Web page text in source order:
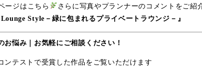
ージはこちら さらに写真やプランナーのコメントをご紹
Lounge Style－緑に包まれるプライベートラウンジ－』
お悩み｜お気軽にご相談ください！
テストで受賞した作品をご覧いただけます